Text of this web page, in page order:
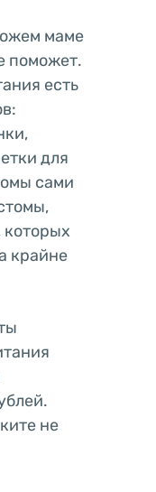
маме
поможет.
есть
для
сами
которых
крайне
не